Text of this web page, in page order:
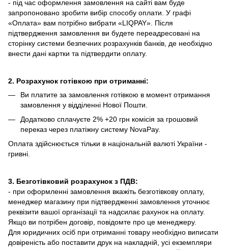
- під час оформлення замовлення на сайті вам буде
запропоновано зробити вибір способу оплати. У графі
«Оплата» вам потрібно вибрати «LIQPAY». Після
підтвердження замовлення ви будете переадресовані на
сторінку системи безпечних розрахунків банків, де необхідно
внести дані картки та підтвердити оплату.
2. Розрахунок готівкою при отриманні:
Ви платите за замовлення готівкою в момент отримання
замовлення у відділенні Нової Пошти.
Додатково сплачуєте 2% +20 грн комісія за грошовий
переказ через платіжну систему NovaPay.
Оплата здійснюється тільки в національній валюті України -
гривні.
3. Безготівковий розрахунок з ПДВ:
- при оформленні замовлення вкажіть безготівкову оплату,
менеджер магазину при підтвердженні замовлення уточнює
реквізити вашої організації та надсилає рахунок на оплату.
Якщо ви потрібен договір, повідомте про це менеджеру.
Для юридичних осіб при отриманні товару необхідно виписати
довіреність або поставити друк на накладній, усі екземпляри